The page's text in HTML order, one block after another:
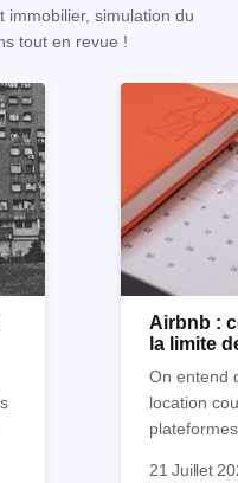
immobilier, simulation du
tout en revue !
Airbnb :
la limite
On entend
location
21 Juillet